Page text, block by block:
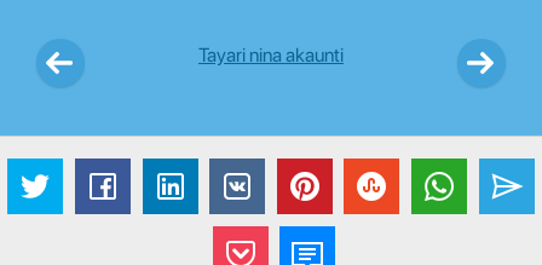
Tayari nina akaunti